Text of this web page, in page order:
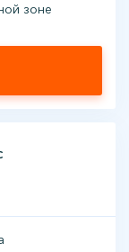
зоне